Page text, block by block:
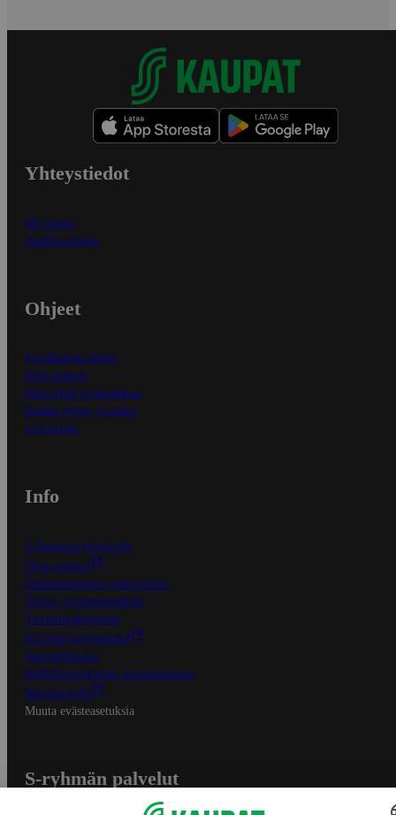
Yhteystiedot
Myymälät
Asiakaspalvelu
Ohjeet
Ensitilaajan ohjeet
Näin maksat
Näin tilaat ja muokkaat
Kaikki ohjeet ja vinkit
In English
Info
S-Business yrityksille
Oiva-raportit
Osuuskauppojen yhteystiedot
Tilaus- ja toimitusehdot
Tietosuojakäytäntö
Palvelun käyttöehdot
Saavutettavuus
Mobiilisovelluksen saavutettavuus
Mainostajalle
Muuta evästeasetuksia
S-ryhmän palvelut